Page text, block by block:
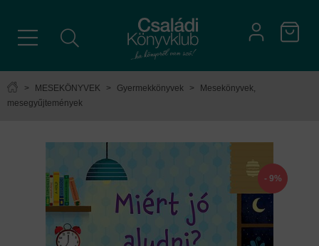
> MESEKÖNYVEK > Gyermekkönyvek >
Mesekönyvek,
mesegyűjtemények
- 9%